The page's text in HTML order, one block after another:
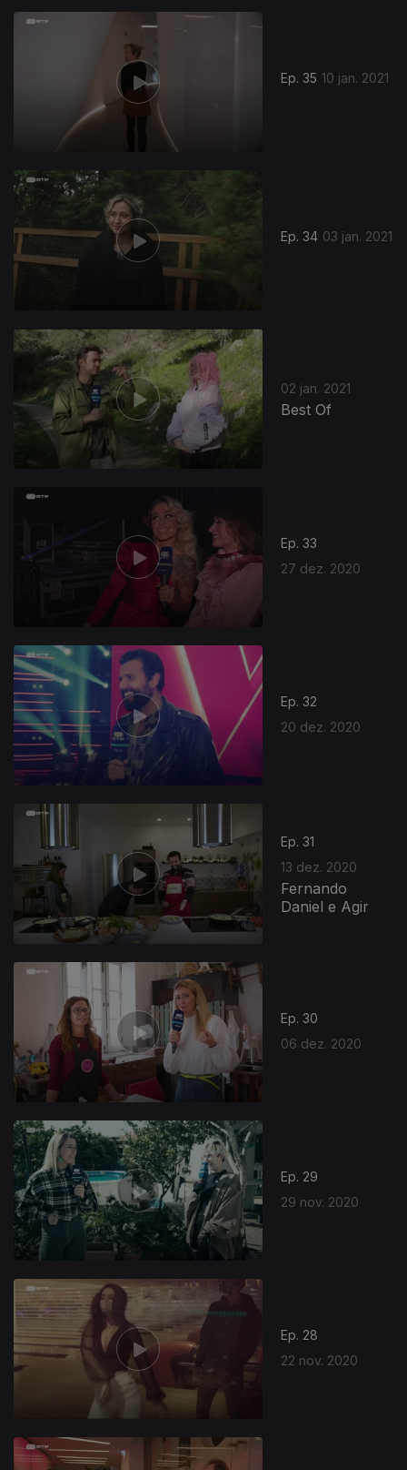
Ep. 35 10 jan. 2021
Ep. 34 03 jan. 2021
02 jan. 2021
Best Of
Ep. 33
27 dez. 2020
Ep. 32
20 dez. 2020
Ep. 31
13 dez. 2020
Fernando
Daniel e Agir
Ep. 30
06 dez. 2020
Ep. 29
29 nov. 2020
Ep. 28
22 nov. 2020
506251